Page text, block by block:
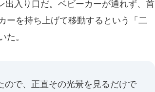
入り口だ。ベビーカーが通れず、首
ーを持ち上げて移動するという「二
た。
ので、正直その光景を見るだけで